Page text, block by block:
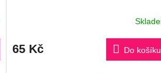
je
65 Kč Do košíku